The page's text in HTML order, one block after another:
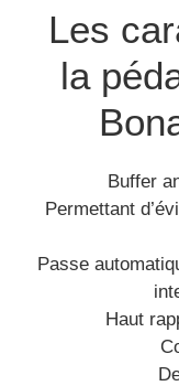
Les
la
Buffer
Permettant
Passe
Haut